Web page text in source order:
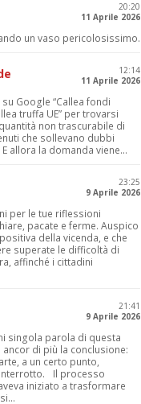
20:20
11 Aprile 2026
un vaso pericolosissimo.
12:14
11 Aprile 2026
Google “Callea fondi
truffa UE” per trovarsi
non trascurabile di
che sollevano dubbi
allora la domanda viene...
23:25
9 Aprile 2026
per le tue riflessioni
pacate e ferme. Auspico
della vicenda, e che
superate le difficoltà di
affinché i cittadini
21:41
9 Aprile 2026
singola parola di questa
di più la conclusione:
a un certo punto,
Il processo
iniziato a trasformare